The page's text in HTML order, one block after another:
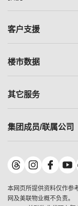
人才招募
一手新房
减价
美联豪宅
独家楼盘
租房
客户支援
自助放盘
查询热线
按揭计算机
负担能力计算机
转按计算机
缴款方式
楼市数据
指数
历史成交
小区成交排行榜
地区百科
其它服务
小区专页
美联精英会
美善会
集团成员/联属公司
美联物业
鋑联控股*
美联工商铺*
美联中国
本网页所提供资料仅作参
网及美联物业概不负责。